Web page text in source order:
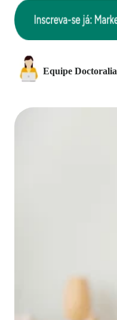
Equipe Doctoralia